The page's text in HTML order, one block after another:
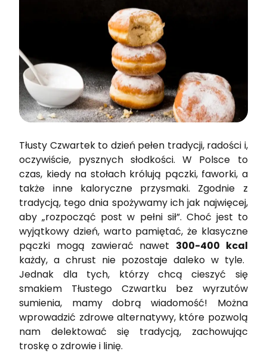
Tłusty Czwartek to dzień pełen tradycji, radości i,
oczywiście, pysznych słodkości. W Polsce to
czas, kiedy na stołach królują pączki, faworki, a
także inne kaloryczne przysmaki. Zgodnie z
tradycją, tego dnia spożywamy ich jak najwięcej,
aby „rozpocząć post w pełni sił”. Choć jest to
wyjątkowy dzień, warto pamiętać, że klasyczne
pączki mogą zawierać nawet 300-400 kcal
każdy, a chrust nie pozostaje daleko w tyle.
Jednak dla tych, którzy chcą cieszyć się
smakiem Tłustego Czwartku bez wyrzutów
sumienia, mamy dobrą wiadomość! Można
wprowadzić zdrowe alternatywy, które pozwolą
nam delektować się tradycją, zachowując
troskę o zdrowie i linię.